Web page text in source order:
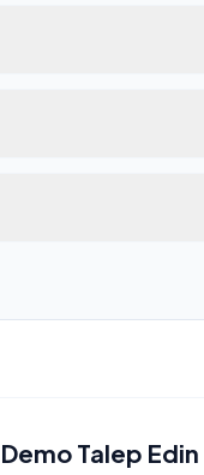
Demo Talep Edin